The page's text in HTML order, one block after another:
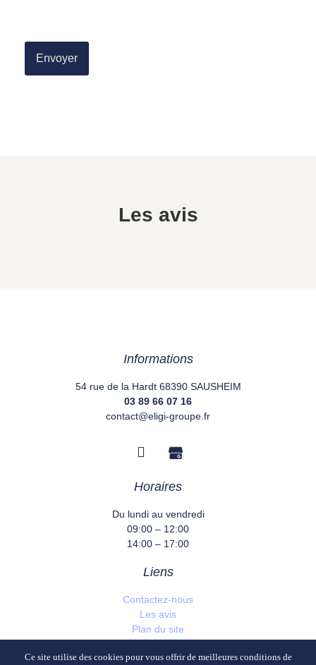
Les avis
Informations
54 rue de la Hardt 68390 SAUSHEIM
03 89 66 07 16
contact@eligi-groupe.fr
Horaires
Du lundi au vendredi
09:00 – 12:00
14:00 – 17:00
Liens
Contactez-nous
Les avis
Plan du site
Ce site utilise des cookies pour vous offrir de meilleures conditions de